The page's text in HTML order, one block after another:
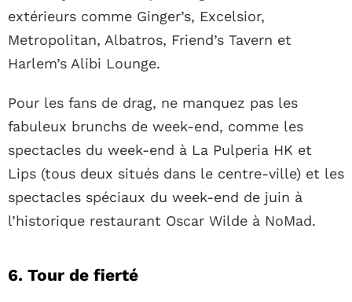
extérieurs comme Ginger’s, Excelsior,
Metropolitan, Albatros, Friend’s Tavern et
Harlem’s Alibi Lounge.
Pour les fans de drag, ne manquez pas les
fabuleux brunchs de week-end, comme les
spectacles du week-end à La Pulperia HK et
Lips (tous deux situés dans le centre-ville) et les
spectacles spéciaux du week-end de juin à
l’historique restaurant Oscar Wilde à NoMad.
6. Tour de fierté